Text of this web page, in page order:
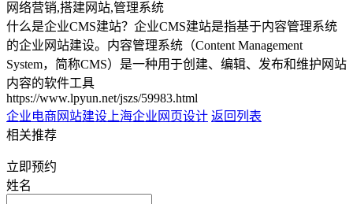
网络营销,搭建网站,管理系统
什么是企业CMS建站？企业CMS建站是指基于内容管理系统
的企业网站建设。内容管理系统（Content Management
System，简称CMS）是一种用于创建、编辑、发布和维护网站
内容的软件工具
https://www.lpyun.net/jszs/59983.html
企业电商网站建设 上海企业网页设计 返回列表
相关推荐
立即预约
姓名